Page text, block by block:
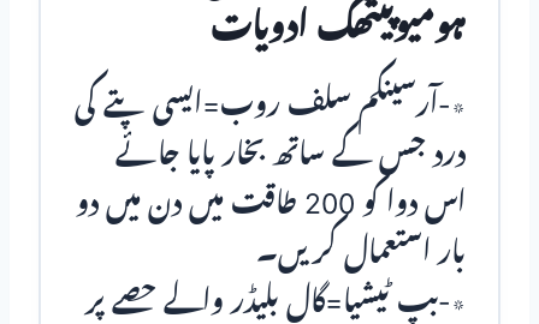
ہومیوپیتھک ادویات
٭-آرسینکم سلف روب=ایسی پتے کی
درد جس کے ساتھ بخار پایا جائے
اس دوا کو 200 طاقت میں دن میں دو
بار استعمال کریں۔
٭-بپ ٹیشیا=گال بلیڈر والے حصے پر